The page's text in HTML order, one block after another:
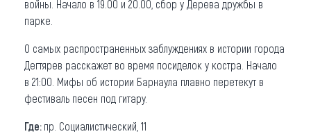
войны. Начало в 19.00 и 20.00, сбор у Дерева дружбы в
парке.
О самых распространенных заблуждениях в истории города
Дегтярев расскажет во время посиделок у костра. Начало
в 21:00. Мифы об истории Барнаула плавно перетекут в
фестиваль песен под гитару.
Где: пр. Социалистический, 11